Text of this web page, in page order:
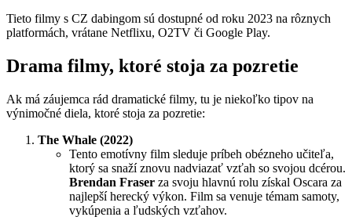
Tieto filmy s CZ dabingom sú dostupné od roku 2023 na rôznych
platformách, vrátane Netflixu, O2TV či Google Play.
Drama filmy, ktoré stoja za pozretie
Ak má záujemca rád dramatické filmy, tu je niekoľko tipov na
výnimočné diela, ktoré stoja za pozretie:
The Whale (2022)
Tento emotívny film sleduje príbeh obézneho učiteľa,
ktorý sa snaží znovu nadviazať vzťah so svojou dcérou.
Brendan Fraser za svoju hlavnú rolu získal Oscara za
najlepší herecký výkon. Film sa venuje témam samoty,
vykúpenia a ľudských vzťahov.